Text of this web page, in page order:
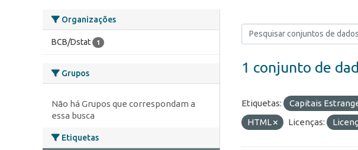
Organizações
BCB/Dstat 1
Grupos
Não há Grupos que correspondam a
essa busca
Etiquetas
1 conjunto de
Etiquetas: Capitais
HTML
Licenças: